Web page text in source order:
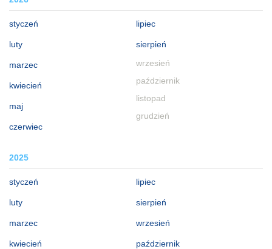
styczeń
luty
marzec
kwiecień
maj
czerwiec
lipiec
sierpień
wrzesień
październik
listopad
grudzień
2025
styczeń
luty
marzec
kwiecień
lipiec
sierpień
wrzesień
październik